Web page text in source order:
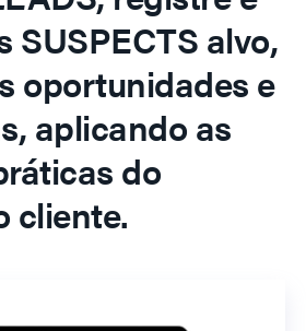
SUSPECTS alvo,
oportunidades e
aplicando as
do
cliente.